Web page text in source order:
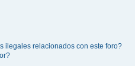
ilegales relacionados con este foro?